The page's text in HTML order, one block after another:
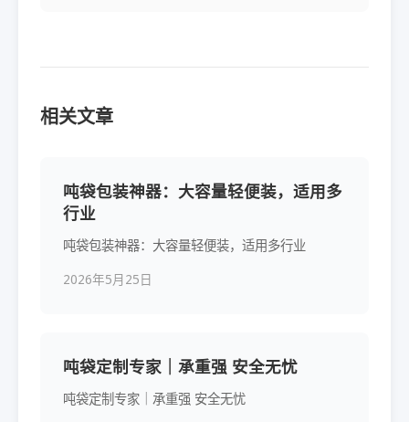
相关文章
吨袋包装神器：大容量轻便装，适用多
行业
吨袋包装神器：大容量轻便装，适用多行业
2026年5月25日
吨袋定制专家｜承重强 安全无忧
吨袋定制专家｜承重强 安全无忧